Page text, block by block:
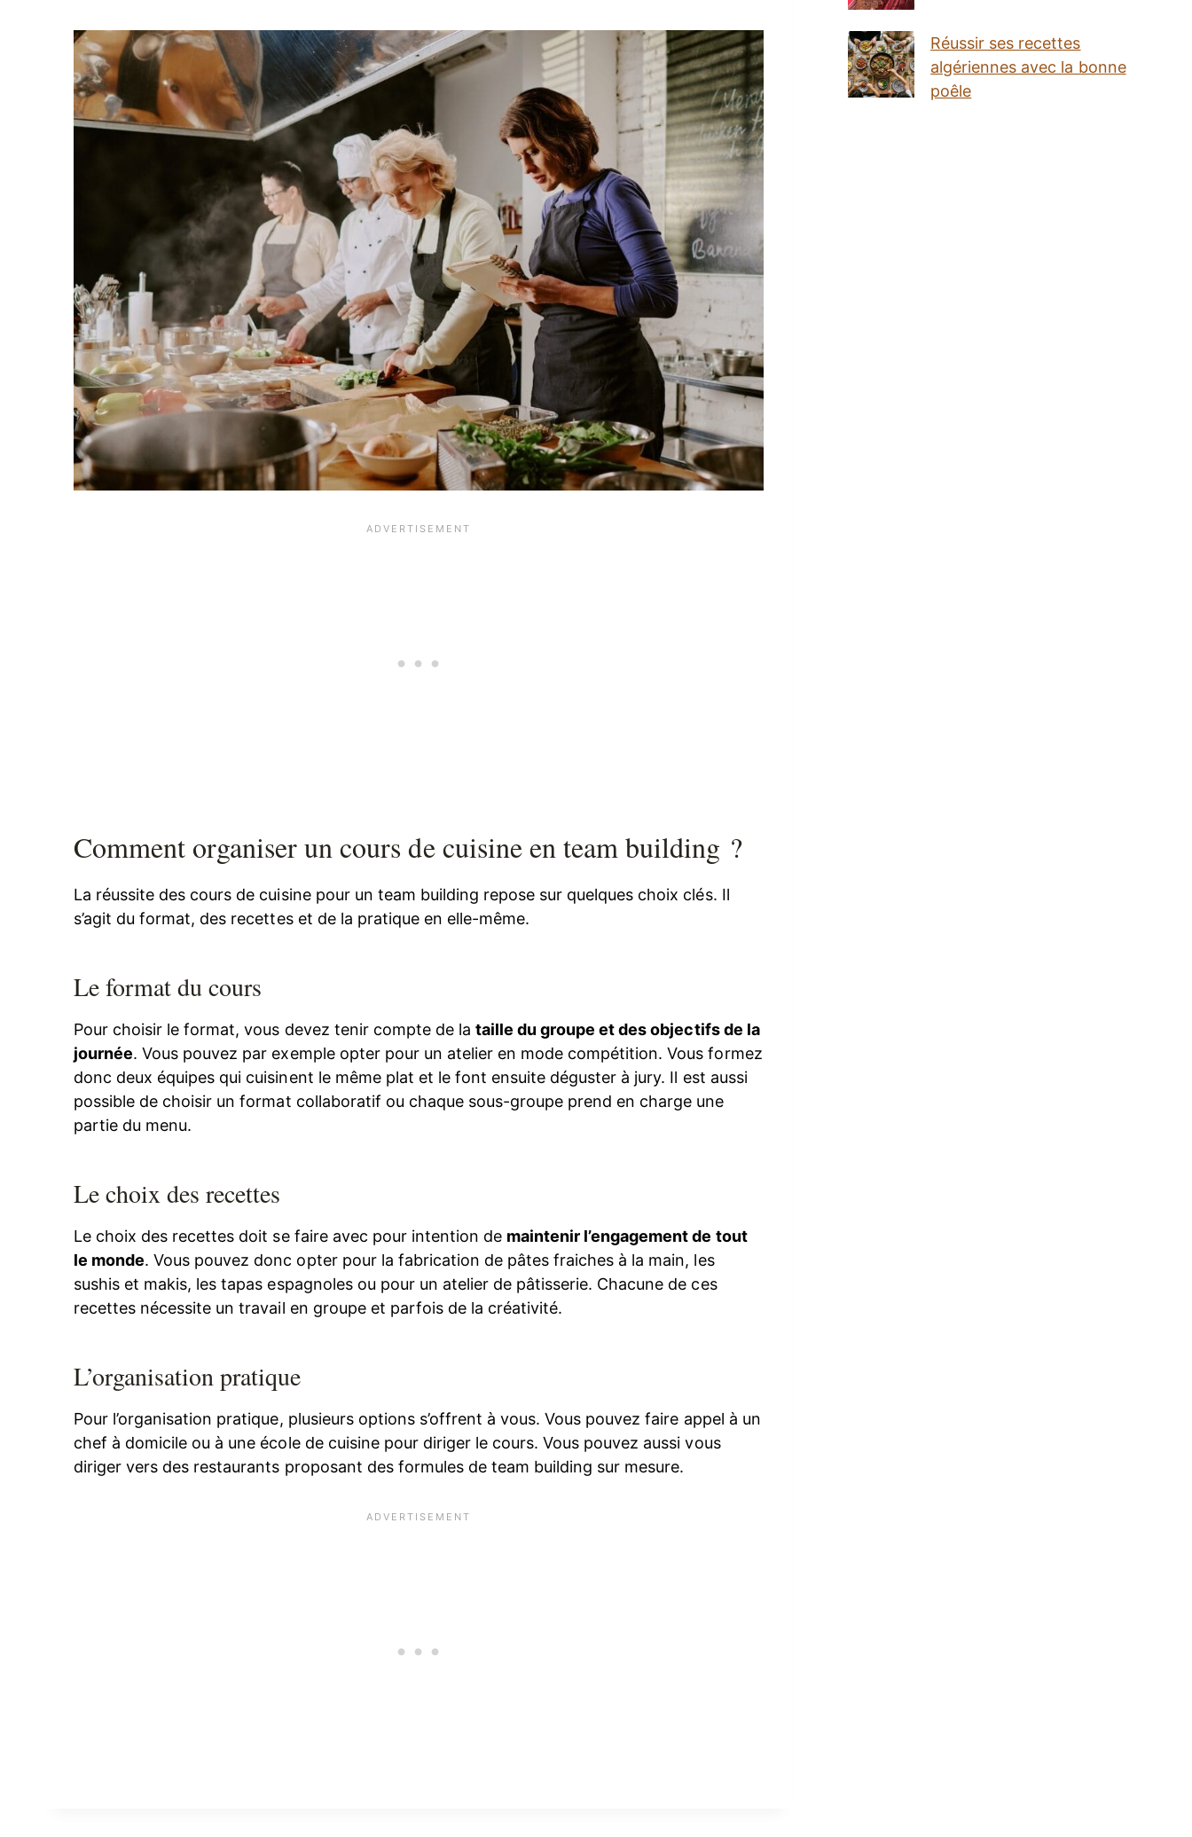
Comment organiser un cours de cuisine en team building ?
La réussite des cours de cuisine pour un team building repose sur quelques choix clés. Il
s’agit du format, des recettes et de la pratique en elle-même.
Le format du cours
Pour choisir le format, vous devez tenir compte de la taille du groupe et des objectifs de la
journée. Vous pouvez par exemple opter pour un atelier en mode compétition. Vous formez
donc deux équipes qui cuisinent le même plat et le font ensuite déguster à jury. Il est aussi
possible de choisir un format collaboratif ou chaque sous-groupe prend en charge une
partie du menu.
Le choix des recettes
Le choix des recettes doit se faire avec pour intention de maintenir l’engagement de tout
le monde. Vous pouvez donc opter pour la fabrication de pâtes fraiches à la main, les
sushis et makis, les tapas espagnoles ou pour un atelier de pâtisserie. Chacune de ces
recettes nécessite un travail en groupe et parfois de la créativité.
L’organisation pratique
Pour l’organisation pratique, plusieurs options s’offrent à vous. Vous pouvez faire appel à un
chef à domicile ou à une école de cuisine pour diriger le cours. Vous pouvez aussi vous
diriger vers des restaurants proposant des formules de team building sur mesure.
Réussir ses recettes
algériennes avec la bonne
poêle